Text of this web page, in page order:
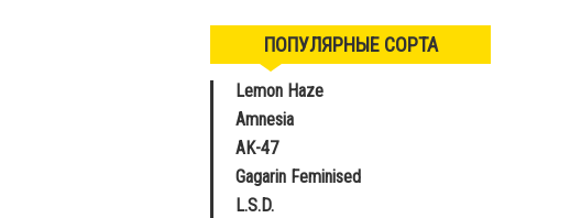
ПОПУЛЯРНЫЕ СОРТА
Lemon Haze
Amnesia
AK-47
Gagarin Feminised
L.S.D.